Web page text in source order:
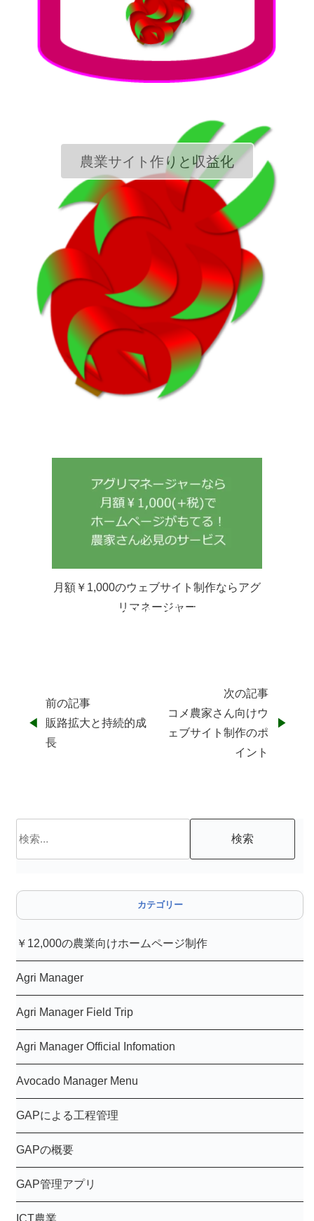
アグリマネージャーのホームページ制作サービス
農業サイト作りと収益化
月額￥1,000のウェブサイト制作ならアグ
リマネージャー
投
ゲ
ョ
ン
前の記事
販路拡大と持続的成
長
次の記事
コメ農家さん向けウ
ェブサイト制作のポ
イント
索:
カテゴリー
￥12,000の農業向けホームページ制作
Agri Manager
Agri Manager Field Trip
Agri Manager Official Infomation
Avocado Manager Menu
GAPによる工程管理
GAPの概要
GAP管理アプリ
ICT農業